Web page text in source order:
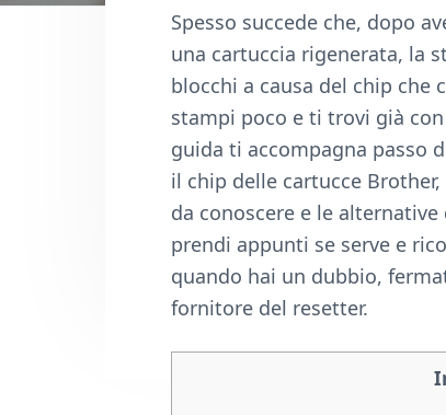
Spesso succede che, dopo
una cartuccia rigenerata, la
blocchi a causa del chip che
stampi poco e ti trovi già
guida ti accompagna passo
il chip delle cartucce
da conoscere e le
prendi appunti se serve e
quando hai un dubbio,
fornitore del resetter.